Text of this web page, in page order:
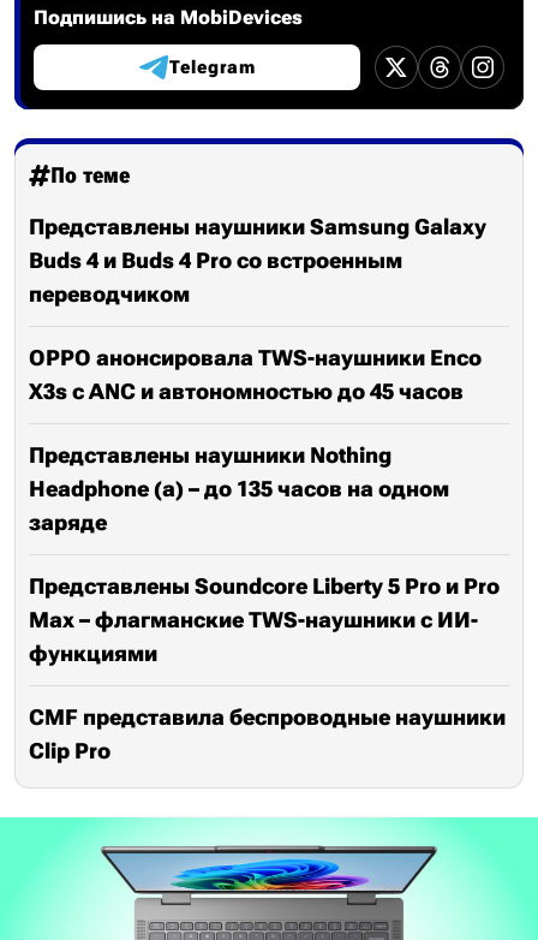
Подпишись на MobiDevices
Telegram
По теме
Представлены наушники Samsung Galaxy
Buds 4 и Buds 4 Pro со встроенным
переводчиком
OPPO анонсировала TWS-наушники Enco
X3s с ANC и автономностью до 45 часов
Представлены наушники Nothing
Headphone (a) – до 135 часов на одном
заряде
Представлены Soundcore Liberty 5 Pro и Pro
Max – флагманские TWS-наушники с ИИ-
функциями
CMF представила беспроводные наушники
Clip Pro